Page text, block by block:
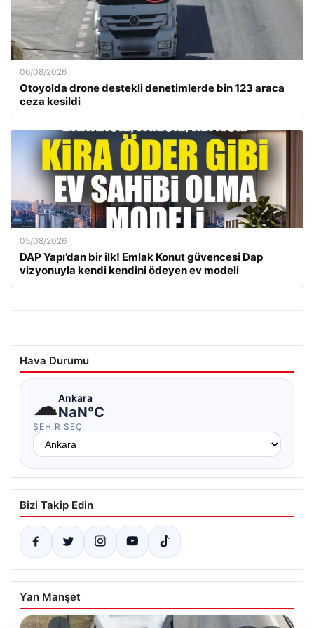
06/08/2026
Otoyolda drone destekli denetimlerde bin 123 araca
ceza kesildi
05/08/2026
DAP Yapı’dan bir ilk! Emlak Konut güvencesi Dap
vizyonuyla kendi kendini ödeyen ev modeli
Hava Durumu
☁Ankara
NaN°C
ŞEHIR SEÇ
Bizi Takip Edin
Yan Manşet